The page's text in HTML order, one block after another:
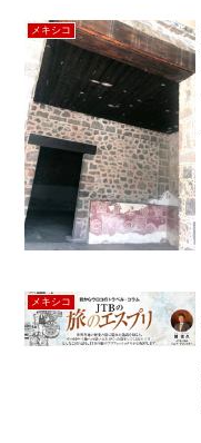
メキシコ
メキシコ